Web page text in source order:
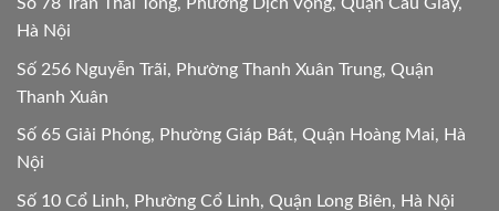
Hà Nội
Số 256 Nguyễn Trãi, Phường Thanh Xuân Trung, Quận
Thanh Xuân
Số 65 Giải Phóng, Phường Giáp Bát, Quận Hoàng Mai, Hà
Nội
Số 10 Cổ Linh, Phường Cổ Linh, Quận Long Biên, Hà Nội